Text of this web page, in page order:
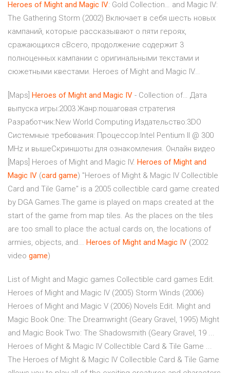
Heroes of Might and Magic IV: Gold Collection… and Magic IV:
The Gathering Storm (2002) Включает в себя шесть новых
кампаний, которые рассказывают о пяти героях,
cражающихся сВсего, продолжение содержит 3
полноценных кампании с оригинальными текстами и
сюжетными квестами. Heroes of Might and Magic IV...
[Maps] Heroes of Might and Magic IV - Collection of… Дата
выпуска игры:2003 Жанр:пошаговая стратегия
Разработчик:New World Computing Издательство:3DO
Системные требования: Процессор:Intel Pentium II @ 300
MHz и вышеСкриншоты для ознакомления. Онлайн видео
[Maps] Heroes of Might and Magic IV. Heroes of Might and
Magic IV (card game) "Heroes of Might & Magic IV Collectible
Card and Tile Game" is a 2005 collectible card game created
by DGA Games.The game is played on maps created at the
start of the game from map tiles. As the places on the tiles
are too small to place the actual cards on, the locations of
armies, objects, and... Heroes of Might and Magic IV (2002
video game)
List of Might and Magic games Collectible card games Edit.
Heroes of Might and Magic IV (2005) Storm Winds (2006)
Heroes of Might and Magic V (2006) Novels Edit. Might and
Magic Book One: The Dreamwright (Geary Gravel, 1995) Might
and Magic Book Two: The Shadowsmith (Geary Gravel, 19 ...
Heroes of Might & Magic IV Collectible Card & Tile Game ...
The Heroes of Might & Magic IV Collectible Card & Tile Game